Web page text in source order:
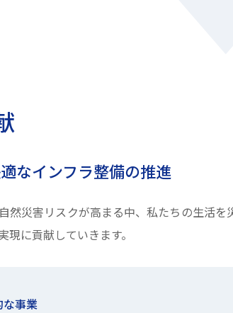
なインフラ整備の推進
然災害リスクが高まる中、私たちの生活
現に貢献していきます。
な事業